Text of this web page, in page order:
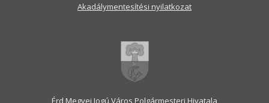
Érd Megyei Jogú Város Polgármesteri Hivatala
Akadálymentesítési nyilatkozat